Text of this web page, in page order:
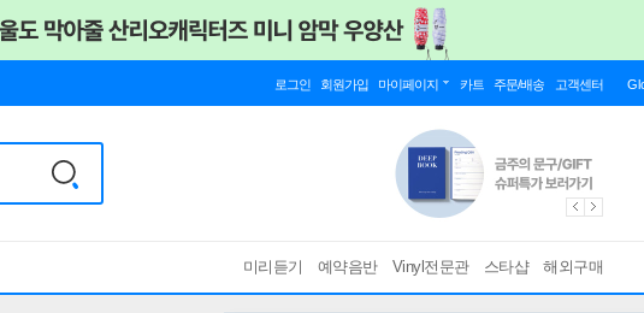
로그인 회원가입 마이페이지 카트 주문/배송 고객센터
미리듣기 예약음반 Vinyl전문관 스타샵 해외구매